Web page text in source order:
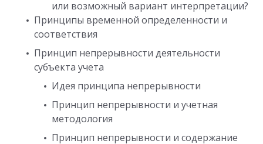
или возможный вариант интерпретации?
Принципы временной определенности и
соответствия
Принцип непрерывности деятельности
субъекта учета
Идея принципа непрерывности
Принцип непрерывности и учетная
методология
Принцип непрерывности и содержание